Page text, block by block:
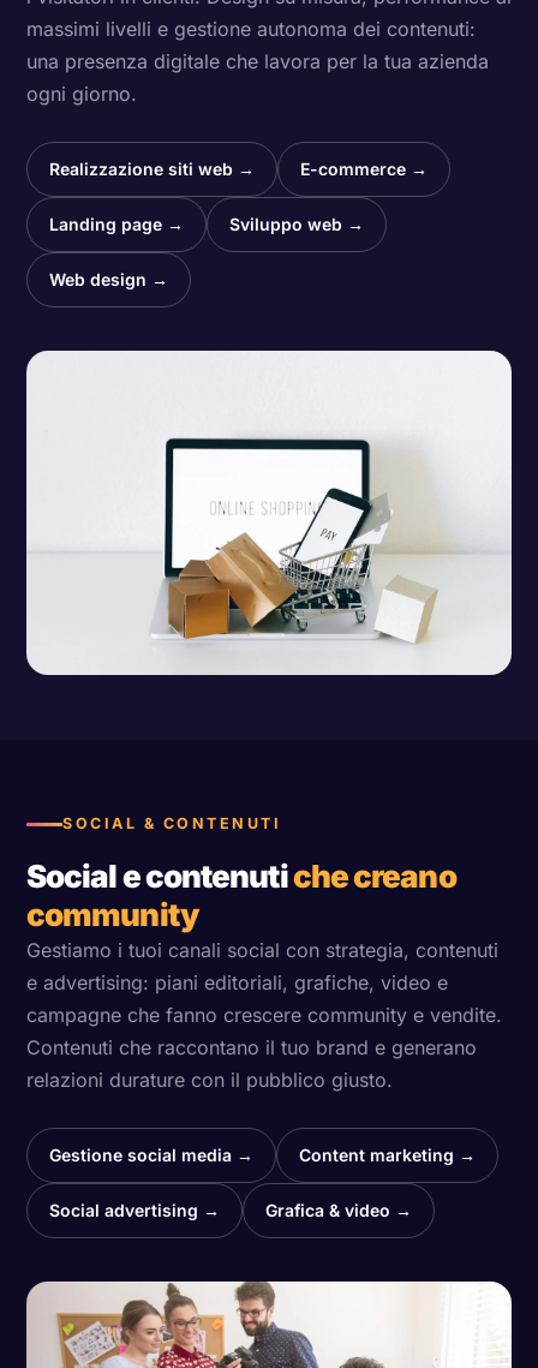
massimi livelli e gestione autonoma dei contenuti:
una presenza digitale che lavora per la tua azienda
ogni giorno.
Realizzazione siti web → E-commerce →
Landing page → Sviluppo web →
Web design →
SOCIAL & CONTENUTI
Social e contenutiche creano
community
Gestiamo i tuoi canali social con strategia, contenuti
e advertising: piani editoriali, grafiche, video e
campagne che fanno crescere community e vendite.
Contenuti che raccontano il tuo brand e generano
relazioni durature con il pubblico giusto.
Gestione social media → Content marketing →
Social advertising → Grafica & video →